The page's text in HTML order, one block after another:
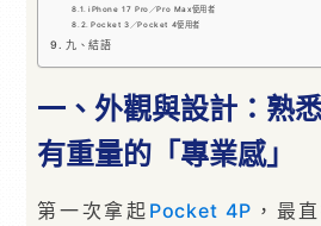
iPhone 17 Pro／Pro Max使用者
Pocket 3／Pocket 4使用者
九、結語
一、外觀與設計：熟
有重量的「專業感」
第一次拿起 Pocket 4P ，最